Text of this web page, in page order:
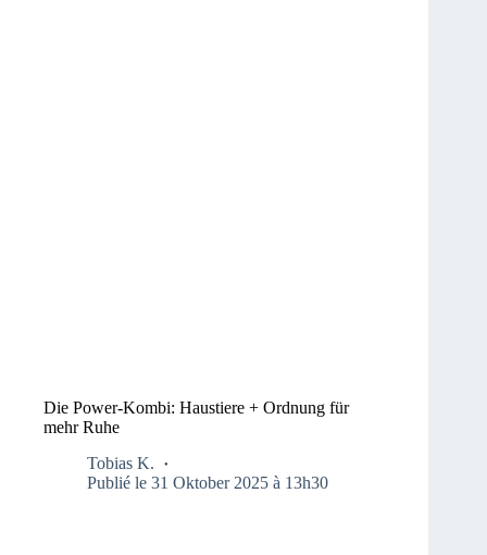
Die Power-Kombi: Haustiere + Ordnung für
mehr Ruhe
Tobias K.
Publié le 31 Oktober 2025 à 13h30